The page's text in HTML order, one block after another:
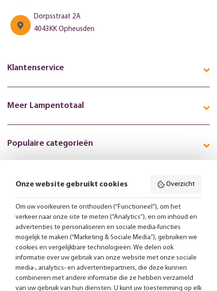
Dorpsstraat 2A
4043KK Opheusden
Klantenservice
Meer Lampentotaal
Populaire categorieën
Volg ons online:
Gratis bezorging vanaf 99,-
Advies op maat
Meer dan 25.000 lampen op voorraad
Onze website gebruikt cookies Overzicht
Om uw voorkeuren te onthouden (“Functioneel”), om het
verkeer naar onze site te meten (“Analytics”), en om inhoud en
advertenties te personaliseren en sociale media-functies
mogelijk te maken (“Marketing & Sociale Media”), gebruiken we
cookies en vergelijkbare technologieën. We delen ook
informatie over uw gebruik van onze website met onze sociale
media-, analytics- en advertentiepartners, die deze kunnen
combineren met andere informatie die ze hebben verzameld
van uw gebruik van hun diensten. U kunt uw toestemming op elk